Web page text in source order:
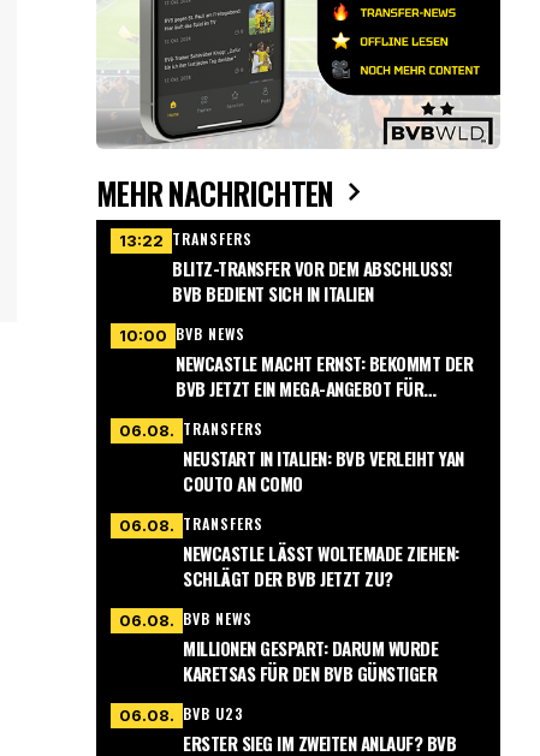
MEHR NACHRICHTEN
13:22 TRANSFERS
BLITZ-TRANSFER VOR DEM ABSCHLUSS!
BVB BEDIENT SICH IN ITALIEN
10:00 BVB NEWS
NEWCASTLE MACHT ERNST: BEKOMMT DER
BVB JETZT EIN MEGA-ANGEBOT FÜR
NMECHA?
06.08. TRANSFERS
NEUSTART IN ITALIEN: BVB VERLEIHT YAN
COUTO AN COMO
06.08. TRANSFERS
NEWCASTLE LÄSST WOLTEMADE ZIEHEN:
SCHLÄGT DER BVB JETZT ZU?
06.08. BVB NEWS
MILLIONEN GESPART: DARUM WURDE
KARETSAS FÜR DEN BVB GÜNSTIGER
06.08. BVB U23
ERSTER SIEG IM ZWEITEN ANLAUF? BVB